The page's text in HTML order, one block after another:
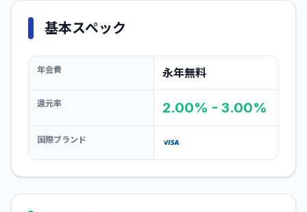
基本スペック
年会費 永年無料
還元率 2.00% - 3.00%
国際ブランド